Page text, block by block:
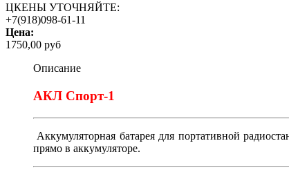
ЦКЕНЫ УТОЧНЯЙТЕ:
+7(918)098-61-11
Цена:
1750,00 руб
Описание
АКЛ Спорт-1
Аккумуляторная батарея для портативной
прямо в аккумуляторе.